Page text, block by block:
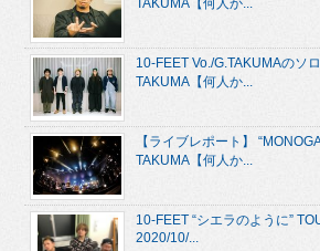
10-FEET Vo./G.TAKUMAのソ
TAKUMA【何人か...
【ライブレポート】
TAKUMA【何人か...
10-FEET “シエラのように”
2020/10/...